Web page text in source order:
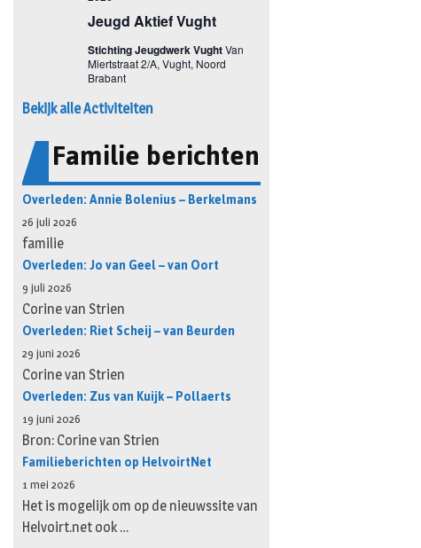
Bekijk alle Activiteiten
Familie berichten
Overleden: Annie Bolenius – Berkelmans
26 juli 2026
familie
Overleden: Jo van Geel – van Oort
9 juli 2026
Corine van Strien
Overleden: Riet Scheij – van Beurden
29 juni 2026
Corine van Strien
Overleden: Zus van Kuijk – Pollaerts
19 juni 2026
Bron: Corine van Strien
Familieberichten op HelvoirtNet
1 mei 2026
Het is mogelijk om op de nieuwssite van
Helvoirt.net ook …